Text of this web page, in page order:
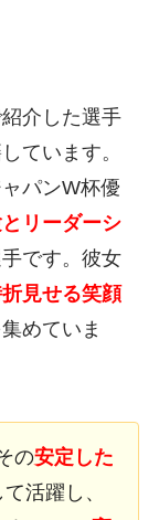
介した選手
ています。
パンW杯優
リーダーシ
です。彼女
見せる笑顔
めていま
の安定した
活躍し、